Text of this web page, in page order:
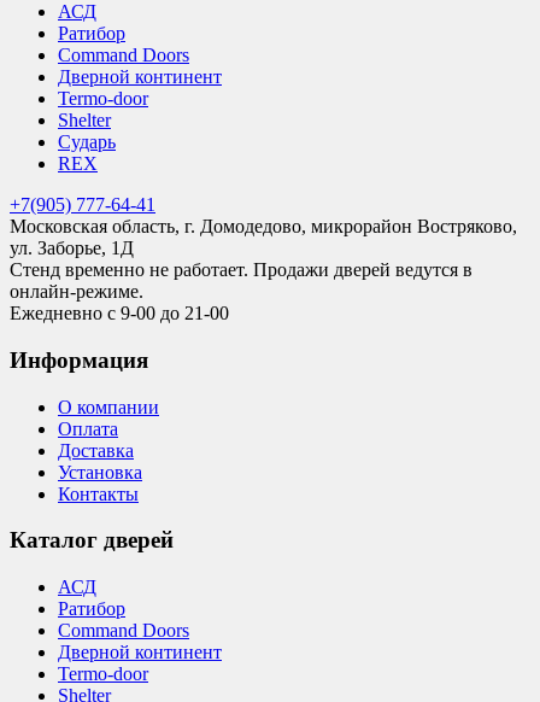
АСД
Ратибор
Command Doors
Дверной континент
Termo-door
Shelter
Сударь
REX
+7(905) 777-64-41
Московская область, г. Домодедово, микрорайон Востряково,
ул. Заборье, 1Д
Стенд временно не работает. Продажи дверей ведутся в
онлайн-режиме.
Ежедневно с 9-00 до 21-00
Информация
О компании
Оплата
Доставка
Установка
Контакты
Каталог дверей
АСД
Ратибор
Command Doors
Дверной континент
Termo-door
Shelter